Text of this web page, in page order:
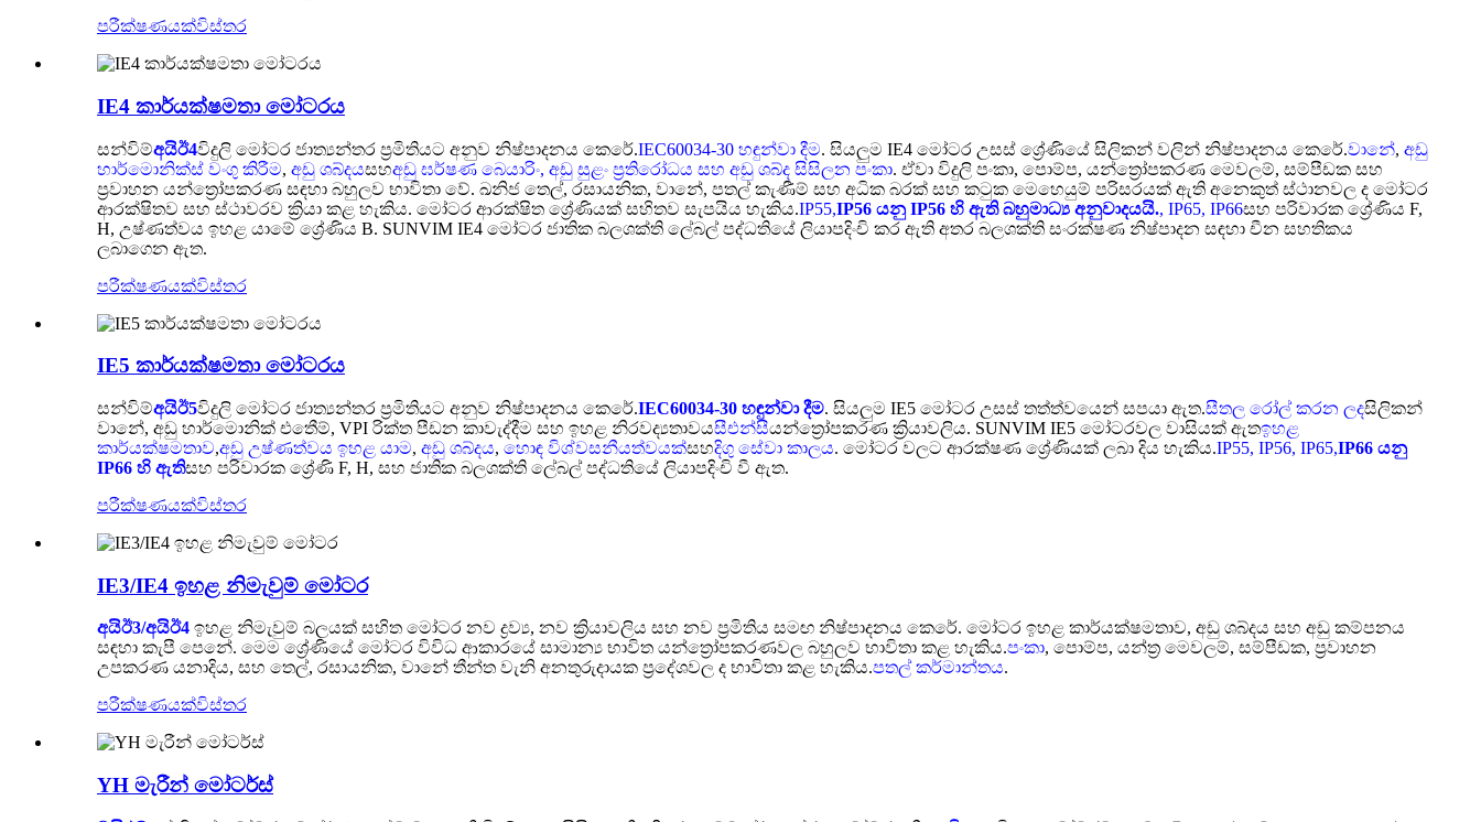
පරීක්ෂණයක්විස්තර
IE4 කාර්යක්ෂමතා මෝටරය
සන්විම්අයිඊ4විදුලි මෝටර ජාත්‍යන්තර ප්‍රමිතියට අනුව නිෂ්පාදනය කෙරේ.IEC60034-30 හඳුන්වා දීම. සියලුම IE4 මෝටර උසස් ශ්‍රේණියේ සිලිකන් වලින් නිෂ්පාදනය කෙරේ.වානේ, අඩු
හාර්මොනික්ස් වංගු කිරීම, අඩු ශබ්දයසහඅඩු ඝර්ෂණ බෙයාරිං, අඩු සුළං ප්‍රතිරෝධය සහ අඩු ශබ්ද සිසිලන පංකා. ඒවා විදුලි පංකා, පොම්ප, යන්ත්‍රෝපකරණ මෙවලම්, සම්පීඩක සහ
ප්‍රවාහන යන්ත්‍රෝපකරණ සඳහා බහුලව භාවිතා වේ. ඛනිජ තෙල්, රසායනික, වානේ, පතල් කැණීම් සහ අධික බරක් සහ කටුක මෙහෙයුම් පරිසරයක් ඇති අනෙකුත් ස්ථානවල ද මෝටර
ආරක්ෂිතව සහ ස්ථාවරව ක්‍රියා කළ හැකිය. මෝටර ආරක්ෂිත ශ්‍රේණියක් සහිතව සැපයිය හැකිය.IP55,IP56 යනු IP56 හි ඇති බහුමාධ්‍ය අනුවාදයයි., IP65, IP66සහ පරිවාරක ශ්‍රේණිය F,
H, උෂ්ණත්වය ඉහළ යාමේ ශ්‍රේණිය B. SUNVIM IE4 මෝටර ජාතික බලශක්ති ලේබල් පද්ධතියේ ලියාපදිංචි කර ඇති අතර බලශක්ති සංරක්ෂණ නිෂ්පාදන සඳහා චීන සහතිකය
ලබාගෙන ඇත.
පරීක්ෂණයක්විස්තර
IE5 කාර්යක්ෂමතා මෝටරය
සන්විම්අයිඊ5විදුලි මෝටර ජාත්‍යන්තර ප්‍රමිතියට අනුව නිෂ්පාදනය කෙරේ.IEC60034-30 හඳුන්වා දීම. සියලුම IE5 මෝටර උසස් තත්ත්වයෙන් සපයා ඇත.සීතල රෝල් කරන ලදසිලිකන්
වානේ, අඩු හාර්මොනික් එතීෙම්, VPI රික්ත පීඩන කාවැද්දීම සහ ඉහළ නිරවද්‍යතාවයසීඑන්සීයන්ත්‍රෝපකරණ ක්‍රියාවලිය. SUNVIM IE5 මෝටරවල වාසියක් ඇතඉහළ
කාර්යක්ෂමතාව,අඩු උෂ්ණත්වය ඉහළ යාම, අඩු ශබ්දය, හොඳ විශ්වසනීයත්වයක්සහදිගු සේවා කාලය. මෝටර වලට ආරක්ෂණ ශ්‍රේණියක් ලබා දිය හැකිය.IP55, IP56, IP65,IP66 යනු
IP66 හි ඇතිසහ පරිවාරක ශ්‍රේණි F, H, සහ ජාතික බලශක්ති ලේබල් පද්ධතියේ ලියාපදිංචි වී ඇත.
පරීක්ෂණයක්විස්තර
IE3/IE4 ඉහළ නිමැවුම් මෝටර
අයිඊ3/අයිඊ4 ඉහළ නිමැවුම් බලයක් සහිත මෝටර නව ද්‍රව්‍ය, නව ක්‍රියාවලිය සහ නව ප්‍රමිතිය සමඟ නිෂ්පාදනය කෙරේ. මෝටර ඉහළ කාර්යක්ෂමතාව, අඩු ශබ්දය සහ අඩු කම්පනය
සඳහා කැපී පෙනේ. මෙම ශ්‍රේණියේ මෝටර විවිධ ආකාරයේ සාමාන්‍ය භාවිත යන්ත්‍රෝපකරණවල බහුලව භාවිතා කළ හැකිය.පංකා, පොම්ප, යන්ත්‍ර මෙවලම්, සම්පීඩක, ප්‍රවාහන
උපකරණ යනාදිය, සහ තෙල්, රසායනික, වානේ තීන්ත වැනි අනතුරුදායක ප්‍රදේශවල ද භාවිතා කළ හැකිය.පතල් කර්මාන්තය.
පරීක්ෂණයක්විස්තර
YH මැරීන් මෝටර්ස්